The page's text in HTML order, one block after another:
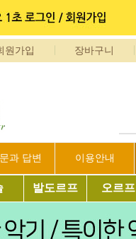
원가입 장바구니
과 답변 이용안내
발도르프 오르프